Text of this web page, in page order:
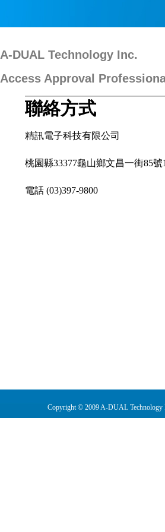
A-DUAL Technology Inc.
Access Approval
Copyright © 2009 A-DUAL Technology
聯絡方式
精訊電子科技有限公司
桃園縣33377龜山鄉文昌一街85號
電話 (03)397-9800